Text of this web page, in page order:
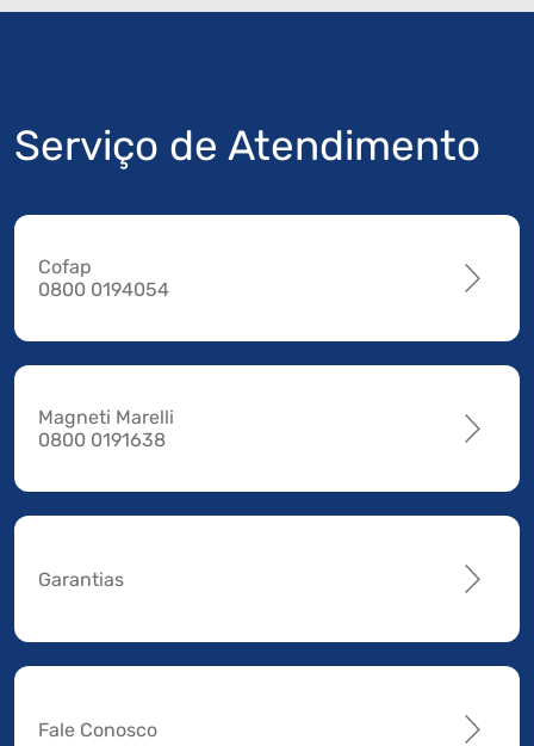
Serviço de Atendimento
Cofap
0800 0194054
Magneti Marelli
0800 0191638
Garantias
Fale Conosco